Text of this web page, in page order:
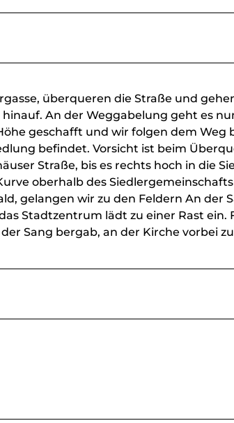
überqueren die Straße und
An der Weggabelung geht es
geschafft und wir folgen dem Weg
befindet. Vorsicht ist beim
Straße, bis es rechts hoch in die
oberhalb des
gelangen wir zu den Feldern An der
Stadtzentrum lädt zu einer Rast ein.
Sang bergab, an der Kirche vorbei